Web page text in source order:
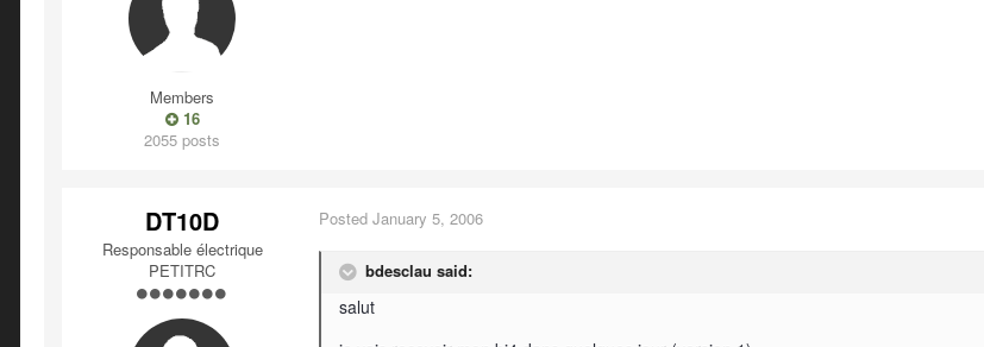
Members
16
2055 posts
DT10D
Responsable électrique
PETITRC
Posted January 5, 2006
bdesclau said:
salut